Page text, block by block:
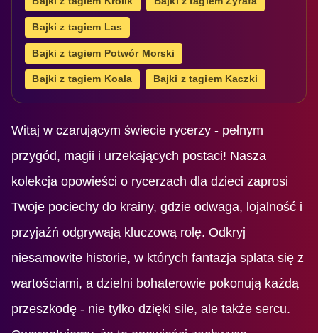
Bajki z tagiem Las
Bajki z tagiem Potwór Morski
Bajki z tagiem Koala Bajki z tagiem Kaczki
Witaj w czarującym świecie rycerzy - pełnym
przygód, magii i urzekających postaci! Nasza
kolekcja opowieści o rycerzach dla dzieci zaprosi
Twoje pociechy do krainy, gdzie odwaga, lojalność i
przyjaźń odgrywają kluczową rolę. Odkryj
niesamowite historie, w których fantazja splata się z
wartościami, a dzielni bohaterowie pokonują każdą
przeszkodę - nie tylko dzięki sile, ale także sercu.